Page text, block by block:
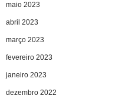
maio 2023
abril 2023
março 2023
fevereiro 2023
janeiro 2023
dezembro 2022